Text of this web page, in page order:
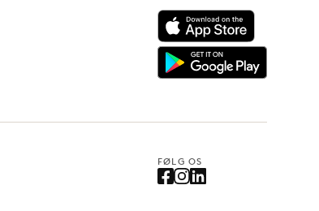
FØLG OS